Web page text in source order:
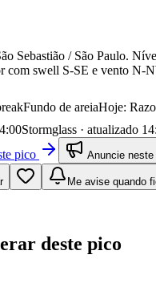
Sebastião / São Paulo.
com swell S-SE e vento N-
Fundo de areiaHoje:
Stormglass · atualizado
pico
Anuncie neste
Me avise quando
deste pico